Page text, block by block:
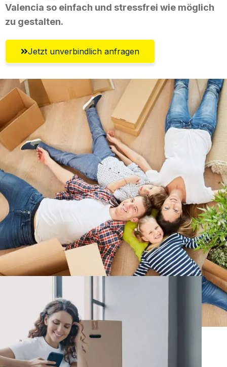
Valencia so einfach und stressfrei wie möglich
zu gestalten.
Jetzt unverbindlich anfragen